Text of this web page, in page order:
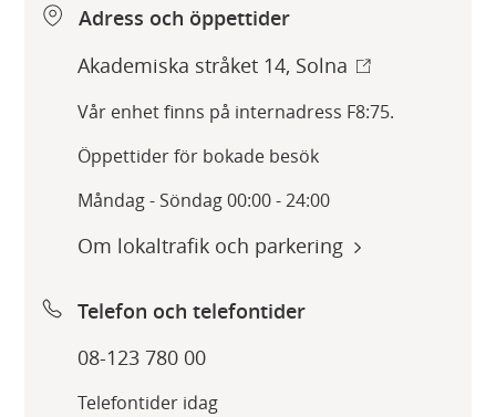
Adress och öppettider
Akademiska stråket 14, Solna
Vår enhet finns på internadress F8:75.
Öppettider för bokade besök
Måndag - Söndag 00:00 - 24:00
Om lokaltrafik och parkering
Telefon och telefontider
08-123 780 00
Telefontider idag